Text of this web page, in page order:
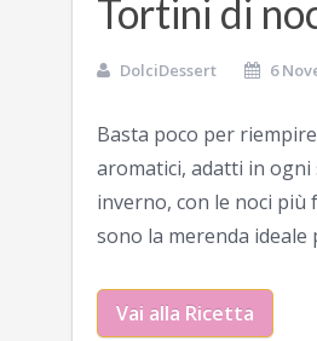
Tortini di
DolciDessert 6
Basta poco per
aromatici, adatti in
inverno, con le noci
sono la merenda
Vai alla Ricetta